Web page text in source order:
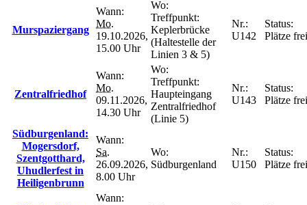
Murspaziergang
Wann:
Mo.
19.10.2026,
15.00 Uhr
Wo:
Treffpunkt:
Keplerbrücke
(Haltestelle der
Linien 3 & 5)
Nr.:
U142
Status:
Plätze frei
Zentralfriedhof
Wann:
Mo.
09.11.2026,
14.30 Uhr
Wo:
Treffpunkt:
Haupteingang
Zentralfriedhof
(Linie 5)
Nr.:
U143
Status:
Plätze frei
Südburgenland:
Mogersdorf,
Szentgotthard,
Uhudlerfest in
Heiligenbrunn
Wann:
Sa.
26.09.2026,
8.00 Uhr
Wo:
Südburgenland
Nr.:
U150
Status:
Plätze frei
Wann: